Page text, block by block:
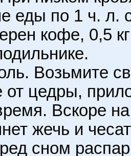
еды по 1 ч. л.
кофе, 0,5
Возьмите
от цедры,
Вскоре
жечь и
сном